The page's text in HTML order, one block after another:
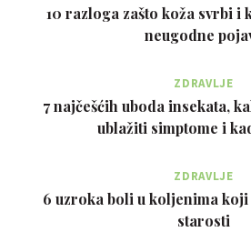
10 razloga zašto koža svrbi i
neugodne
ZDRAVLJE
7 najčešćih uboda insekata,
ublažiti simptome i
ZDRAVLJE
6 uzroka boli u koljenima koji
starosti